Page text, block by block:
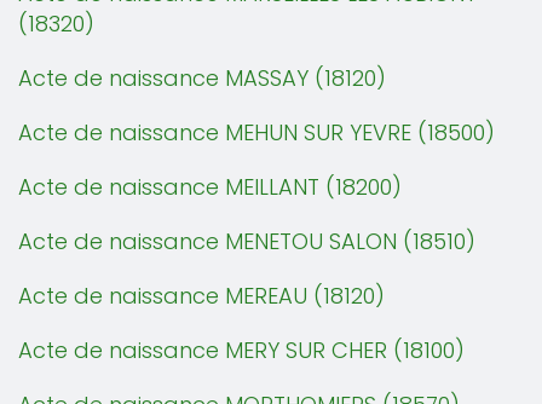
(18320)
Acte de naissance MASSAY (18120)
Acte de naissance MEHUN SUR YEVRE (18500)
Acte de naissance MEILLANT (18200)
Acte de naissance MENETOU SALON (18510)
Acte de naissance MEREAU (18120)
Acte de naissance MERY SUR CHER (18100)